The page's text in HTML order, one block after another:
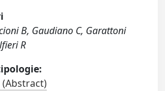
B, Gaudiano C, Garattoni
R
(Abstract)